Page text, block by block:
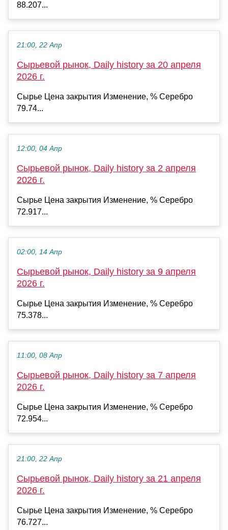
88.207...
21:00, 22 Апр
Сырьевой рынок, Daily history за 20 апреля
2026 г.
Сырье Цена закрытия Изменение, % Серебро
79.74...
12:00, 04 Апр
Сырьевой рынок, Daily history за 2 апреля
2026 г.
Сырье Цена закрытия Изменение, % Серебро
72.917...
02:00, 14 Апр
Сырьевой рынок, Daily history за 9 апреля
2026 г.
Сырье Цена закрытия Изменение, % Серебро
75.378...
11:00, 08 Апр
Сырьевой рынок, Daily history за 7 апреля
2026 г.
Сырье Цена закрытия Изменение, % Серебро
72.954...
21:00, 22 Апр
Сырьевой рынок, Daily history за 21 апреля
2026 г.
Сырье Цена закрытия Изменение, % Серебро
76.727...